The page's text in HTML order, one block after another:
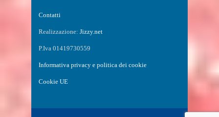
Contatti
Realizzazione: Jizzy.net
P.Iva 01419730559
Informativa privacy e politica dei cookie
Cookie UE